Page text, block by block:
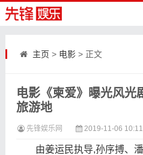
主页 > 电影> 正文
电影《柬爱》曝光风光
旅游地
先锋娱乐网 2019-11-06
由姜运民执导,孙序搏、潘